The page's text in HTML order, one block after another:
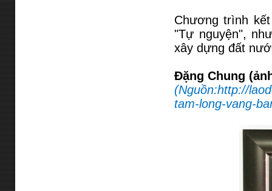
Chương trình
"Tự nguyện",
xây dựng đất
Đặng Chung
(Nguồn:http://
tam-long-vang-